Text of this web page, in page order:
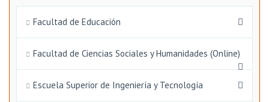
Facultad de Educación
Facultad de Ciencias Sociales y Humanidades (Online)
Escuela Superior de Ingeniería y Tecnología